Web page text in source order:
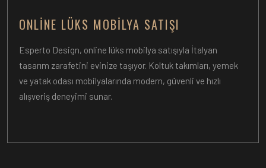
ONLINE LÜKS MOBILYA SATIŞI
Esperto Design, online lüks mobilya satışıyla İtalyan
tasarım zarafetini evinize taşıyor. Koltuk takımları, yemek
ve yatak odası mobilyalarında modern, güvenli ve hızlı
alışveriş deneyimi sunar.